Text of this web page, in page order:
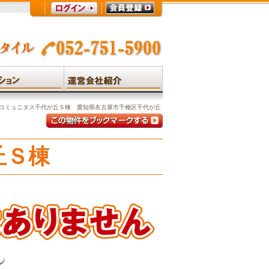
ミュニタス千代が丘Ｓ棟 愛知県名古屋市千種区千代が丘
Ｓ棟